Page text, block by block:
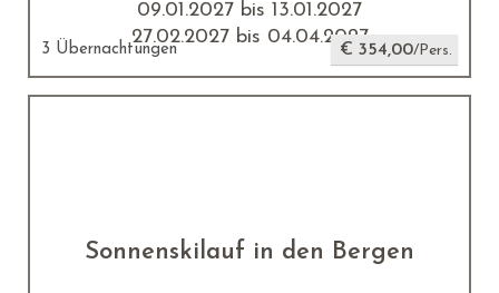
09.01.2027 bis 13.01.2027
27.02.2027 bis 04.04.2027
3 Übernachtungen € 354,00/Pers.
Sonnenskilauf in den Bergen